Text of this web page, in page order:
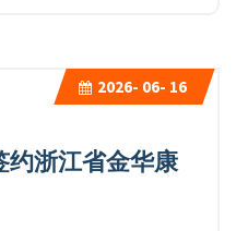
2026- 06- 16
约浙江省金华康